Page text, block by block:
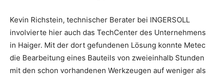
Kevin Richstein, technischer Berater bei INGERSOLL
involvierte hier auch das TechCenter des Unternehmens
in Haiger. Mit der dort gefundenen Lösung konnte Metec
die Bearbeitung eines Bauteils von zweieinhalb Stunden
mit den schon vorhandenen Werkzeugen auf weniger als